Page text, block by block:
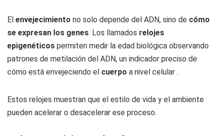
El envejecimiento no solo depende del ADN, sino de cómo
se expresan los genes. Los llamados relojes
epigenéticos permiten medir la edad biológica observando
patrones de metilación del ADN, un indicador preciso de
cómo está envejeciendo el cuerpo a nivel celular .
Estos relojes muestran que el estilo de vida y el ambiente
pueden acelerar o desacelerar ese proceso.